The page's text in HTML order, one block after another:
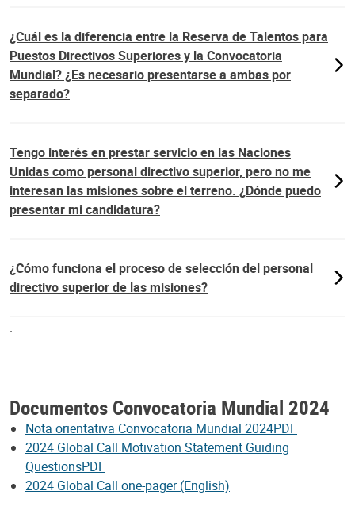
¿Cuál es la diferencia entre la Reserva de Talentos para
Puestos Directivos Superiores y la Convocatoria
Mundial? ¿Es necesario presentarse a ambas por
separado?
Tengo interés en prestar servicio en las Naciones
Unidas como personal directivo superior, pero no me
interesan las misiones sobre el terreno. ¿Dónde puedo
presentar mi candidatura?
¿Cómo funciona el proceso de selección del personal
directivo superior de las misiones?
.
Documentos Convocatoria Mundial 2024
Nota orientativa Convocatoria Mundial 2024PDF
2024 Global Call Motivation Statement Guiding
QuestionsPDF
2024 Global Call one-pager (English)